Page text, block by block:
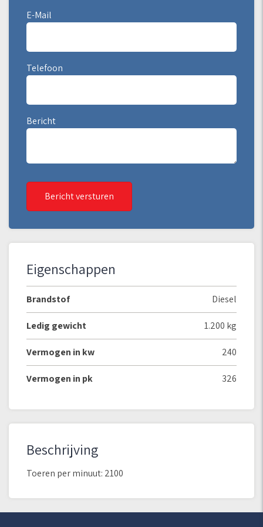
E-Mail
Telefoon
Bericht
Bericht versturen
Eigenschappen
Brandstof Diesel
Ledig gewicht 1.200 kg
Vermogen in kw 240
Vermogen in pk 326
Beschrijving
Toeren per minuut: 2100